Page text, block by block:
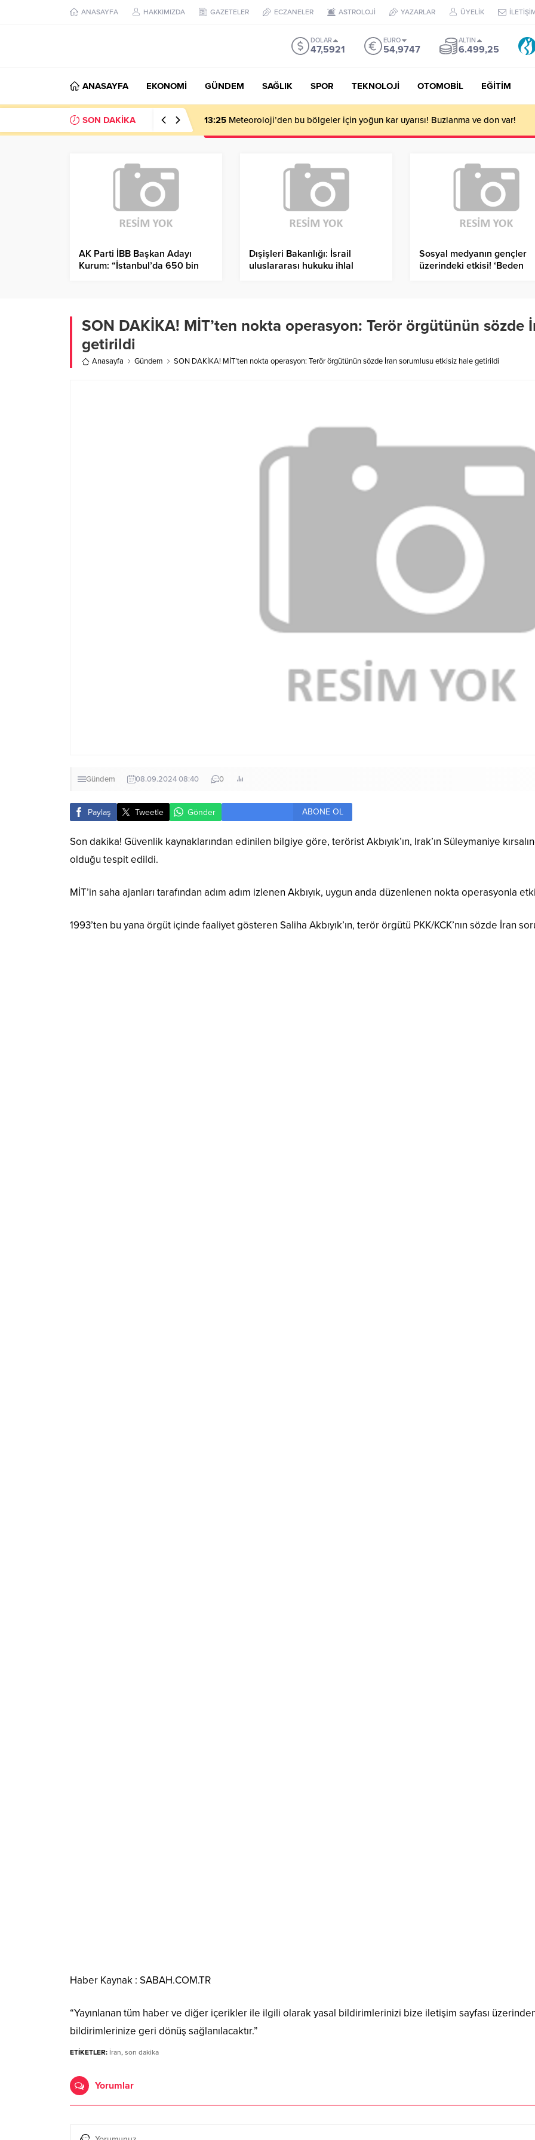
ANASAYFA HAKKIMIZDA GAZETELER ECZANELER ASTROLOJİ YAZARLAR ÜYELİK
DOLAR
47,5921
EURO
54,9747
ALTIN
6.499,25
ANASAYFA EKONOMİ GÜNDEM SAĞLIK SPOR TEKNOLOJİ OTOMOBİL EĞİTİM
SON DAKİKA 13:25 Meteoroloji’den bu bölgeler için yoğun kar uyarısı! Buzlanma ve don var!
AK Parti İBB Başkan Adayı
Kurum: “İstanbul’da 650 bin
Dışişleri Bakanlığı: İsrail
uluslararası hukuku ihlal
Sosyal medyanın gençler
üzerindeki etkisi! ‘Beden
SON DAKİKA! MİT’ten nokta operasyon: Terör örgütünün sözde
getirildi
Anasayfa Gündem SON DAKİKA! MİT’ten nokta operasyon: Terör örgütünün sözde İran sorumlusu etkisiz hale getirildi
Gündem 08.09.2024 08:40 0
Paylaş Tweetle Gönder ABONE OL
Son dakika! Güvenlik kaynaklarından edinilen bilgiye göre, terörist Akbıyık’ın, Irak’ın Süleymaniye
olduğu tespit edildi.
MİT’in saha ajanları tarafından adım adım izlenen Akbıyık, uygun anda düzenlenen nokta operasyonla
1993’ten bu yana örgüt içinde faaliyet gösteren Saliha Akbıyık’ın, terör örgütü PKK/KCK’nın sözde İran
Haber Kaynak : SABAH.COM.TR
“Yayınlanan tüm haber ve diğer içerikler ile ilgili olarak yasal bildirimlerinizi bize iletişim sayfası
bildirimlerinize geri dönüş sağlanılacaktır.”
ETİKETLER: İran, son dakika
Yorumlar